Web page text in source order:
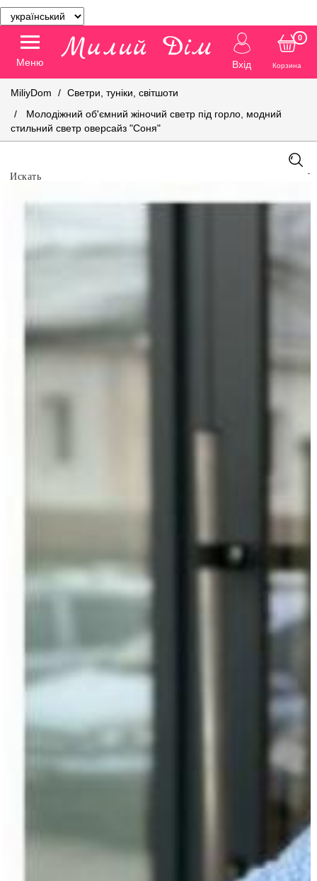
Меню Вхід Корзина
0
MiliyDom
Светри, туніки, світшоти
Молодіжний об'ємний жіночий светр під горло, модний
стильний светр оверсайз "Соня"